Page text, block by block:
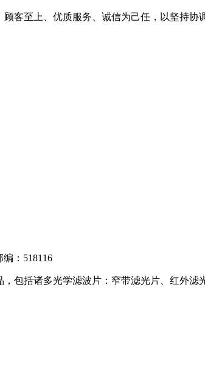
客至上、优质服务、诚信为己任，以坚持
：518116
包括诸多光学滤波片：窄带滤光片、红外